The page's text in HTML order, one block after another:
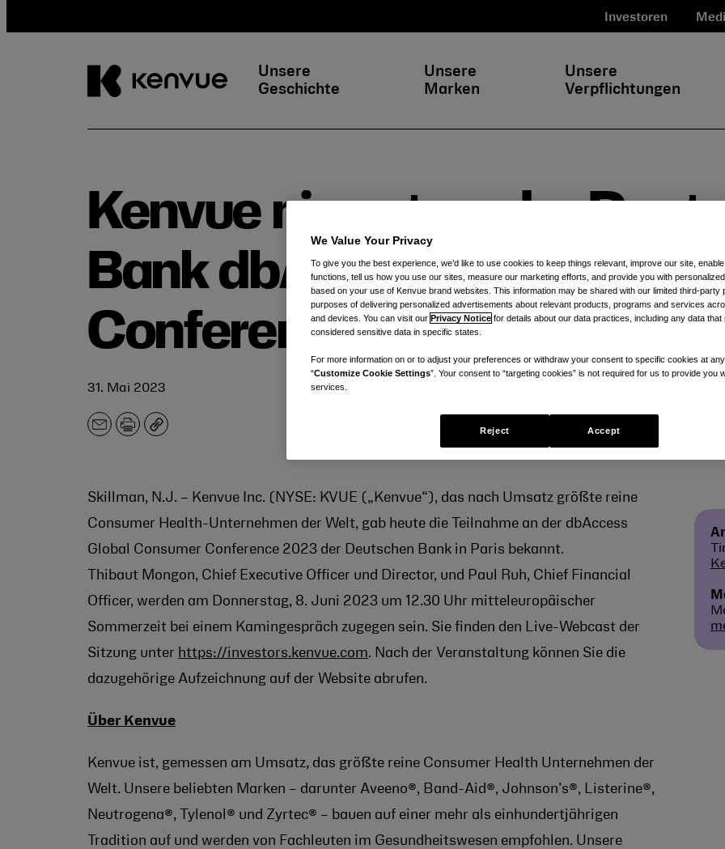
Investoren
Unsere
Geschichte
Unsere
Marken
Unsere
Verpflichtungen
Kenvue nimmt an der
Bank dbAccess Global
Conference am 8. Juni
31. Mai 2023
E-
DruckenKopieren
Skillman, N.J. – Kenvue Inc. (NYSE: KVUE („Kenvue“), das nach Umsatz größte reine
Consumer Health-Unternehmen der Welt, gab heute die Teilnahme an der dbAccess
Global Consumer Conference 2023 der Deutschen Bank in Paris bekannt.
Thibaut Mongon, Chief Executive Officer und Director, und Paul Ruh, Chief Financial
Officer, werden am Donnerstag, 8. Juni 2023 um 12.30 Uhr mitteleuropäischer
Sommerzeit bei einem Kamingespräch zugegen sein. Sie finden den Live-Webcast der
Sitzung unter https://investors.kenvue.com. Nach der Veranstaltung können Sie die
dazugehörige Aufzeichnung auf der Website abrufen.
Über Kenvue
Kenvue ist, gemessen am Umsatz, das größte reine Consumer Health Unternehmen der
Welt. Unsere beliebten Marken – darunter Aveeno®, Band-Aid®, Johnson’s®, Listerine®,
Neutrogena®, Tylenol® und Zyrtec® – bauen auf einer mehr als einhundertjährigen
Tradition auf und werden von Fachleuten im Gesundheitswesen empfohlen. Unsere
We Value Your Privacy
To give you the best experience, we’d like to use cookies to keep things relevant, improve our site,
functions, tell us how you use our sites, measure our marketing efforts, and provide you with
based on your use of Kenvue brand websites. This information may be shared with our limited third-party
purposes of delivering personalized advertisements about relevant products, programs and services
and devices. You can visit our Privacy Notice for details about our data practices, including any data that
considered sensitive data in specific states.
For more information on or to adjust your preferences or withdraw your consent to specific cookies at
“Customize Cookie Settings”. Your consent to “targeting cookies” is not required for us to provide you
services.
Reject Accept